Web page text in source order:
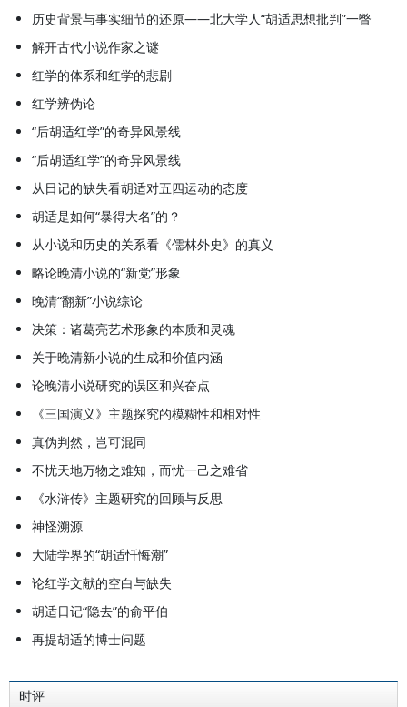
历史背景与事实细节的还原——北大学人“胡适思想批判”一瞥
解开古代小说作家之谜
红学的体系和红学的悲剧
红学辨伪论
“后胡适红学”的奇异风景线
“后胡适红学”的奇异风景线
从日记的缺失看胡适对五四运动的态度
胡适是如何“暴得大名”的？
从小说和历史的关系看《儒林外史》的真义
略论晚清小说的“新党”形象
晚清“翻新”小说综论
决策：诸葛亮艺术形象的本质和灵魂
关于晚清新小说的生成和价值内涵
论晚清小说研究的误区和兴奋点
《三国演义》主题探究的模糊性和相对性
真伪判然，岂可混同
不忧天地万物之难知，而忧一己之难省
《水浒传》主题研究的回顾与反思
神怪溯源
大陆学界的“胡适忏悔潮”
论红学文献的空白与缺失
胡适日记“隐去”的俞平伯
再提胡适的博士问题
时评